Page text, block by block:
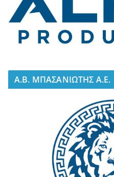
A.B. ΜΠΑΣΑΝΙΩΤΗΣ Α.Ε.